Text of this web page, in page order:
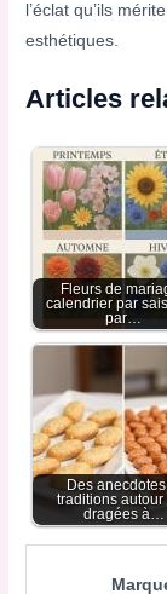
l’éclat qu’ils
esthétiques.
Articles
Fleurs de
calendrier par
par…
Des
traditions autour
dragées à…